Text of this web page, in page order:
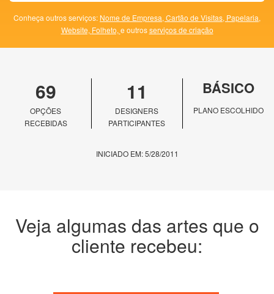
Conheça outros serviços: Nome de Empresa, Cartão de Visitas, Papelaria,
Website, Folheto, e outrosserviços de criação
69
OPÇÕES
RECEBIDAS
11
DESIGNERS
PARTICIPANTES
BÁSICO
PLANO ESCOLHIDO
INICIADO EM: 5/28/2011
Veja algumas das artes que o
cliente recebeu: